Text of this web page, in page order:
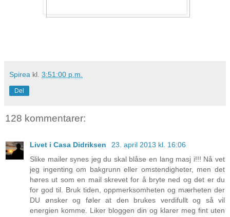
Spirea kl. 3:51:00 p.m.
Del
128 kommentarer:
Livet i Casa Didriksen
23. april 2013 kl. 16:06
Slike mailer synes jeg du skal blåse en lang masj i!!! Nå vet
jeg ingenting om bakgrunn eller omstendigheter, men det
høres ut som en mail skrevet for å bryte ned og det er du
for god til. Bruk tiden, oppmerksomheten og mærheten der
DU ønsker og føler at den brukes verdifullt og så vil
energien komme. Liker bloggen din og klarer meg fint uten